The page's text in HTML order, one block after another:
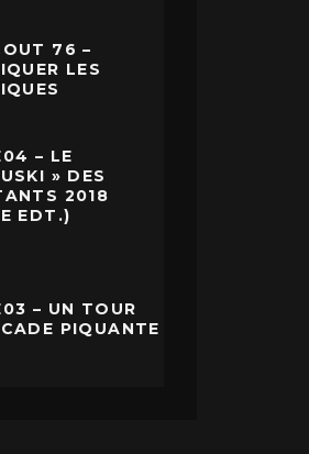
76 –
LES
– LE
» DES
2018
EDT.)
– UN TOUR
PIQUANTE